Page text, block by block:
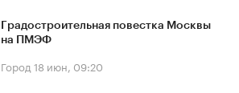
Градостроительная повестка Москвы
на ПМЭФ
Город 18 июн, 09:20